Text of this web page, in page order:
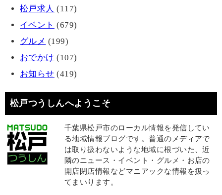
松戸求人 (117)
イベント (679)
グルメ (199)
おでかけ (107)
お知らせ (419)
松戸つうしんへようこそ
千葉県松戸市のローカル情報を発信してい
る地域情報ブログです。普通のメディアで
は取り扱わないような地域に根づいた、近
隣のニュース・イベント・グルメ・お店の
開店閉店情報などマニアックな情報を扱っ
てまいります。